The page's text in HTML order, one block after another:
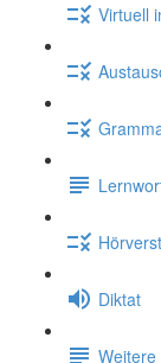
Virtuell
Diktat